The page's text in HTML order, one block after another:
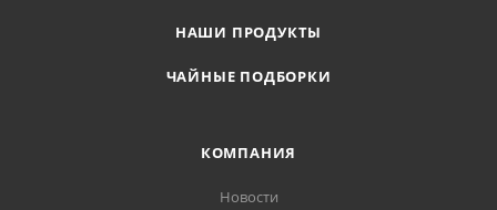
НАШИ ПРОДУКТЫ
ЧАЙНЫЕ ПОДБОРКИ
КОМПАНИЯ
Новости